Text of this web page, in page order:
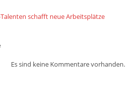
schafft neue Arbeitsplätze
Es sind keine Kommentare vorhanden.